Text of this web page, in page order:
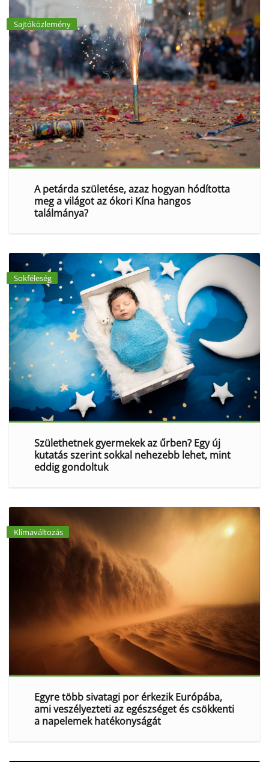
Sajtóközlemény
A petárda születése, azaz hogyan hódította
meg a világot az ókori Kína hangos
találmánya?
Sokféleség
Születhetnek gyermekek az űrben? Egy új
kutatás szerint sokkal nehezebb lehet, mint
eddig gondoltuk
Klímaváltozás
Egyre több sivatagi por érkezik Európába,
ami veszélyezteti az egészséget és csökkenti
a napelemek hatékonyságát